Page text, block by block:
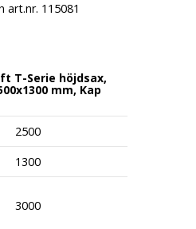
art.nr. 115081
T-Serie höjdsax,
mm, Kap
2500
1300
3000